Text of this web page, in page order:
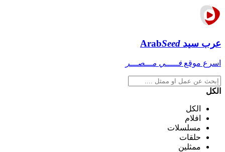
عرب سيد ArabSeed
اسرع موقع فـــــي مـــصـــر
الكل
الكل
افلام
مسلسلات
حلقات
ممثلين